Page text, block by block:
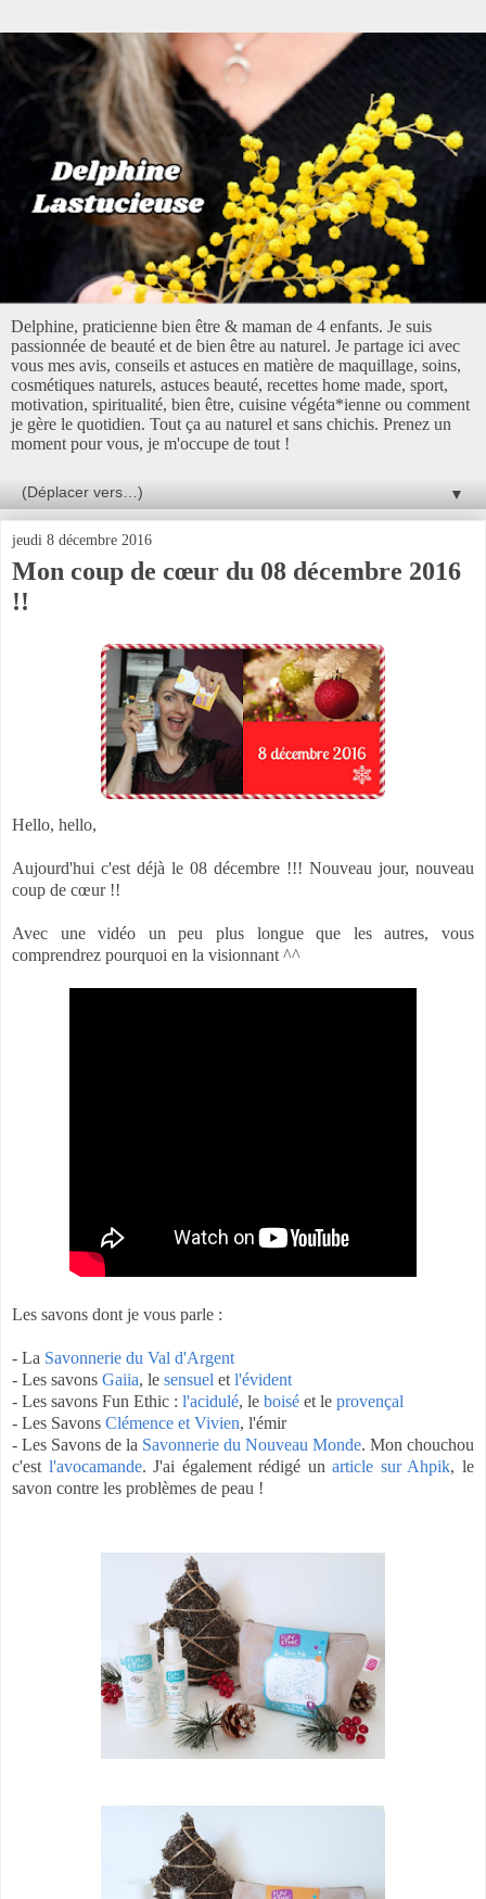
Delphine, praticienne bien être & maman de 4 enfants. Je suis
passionnée de beauté et de bien être au naturel. Je partage ici avec
vous mes avis, conseils et astuces en matière de maquillage, soins,
cosmétiques naturels, astuces beauté, recettes home made, sport,
motivation, spiritualité, bien être, cuisine végéta*ienne ou comment
je gère le quotidien. Tout ça au naturel et sans chichis. Prenez un
moment pour vous, je m'occupe de tout !
▼
jeudi 8 décembre 2016
Mon coup de cœur du 08 décembre 2016
!!
Hello, hello,
Aujourd'hui c'est déjà le 08 décembre !!! Nouveau jour, nouveau
coup de cœur !!
Avec une vidéo un peu plus longue que les autres, vous
comprendrez pourquoi en la visionnant ^^
Les savons dont je vous parle :
- La Savonnerie du Val d'Argent
- Les savons Gaiia, le sensuel et l'évident
- Les savons Fun Ethic : l'acidulé, le boisé et le provençal
- Les Savons Clémence et Vivien, l'émir
- Les Savons de la Savonnerie du Nouveau Monde. Mon chouchou
c'est l'avocamande. J'ai également rédigé unarticle sur Ahpik, le
savon contre les problèmes de peau !